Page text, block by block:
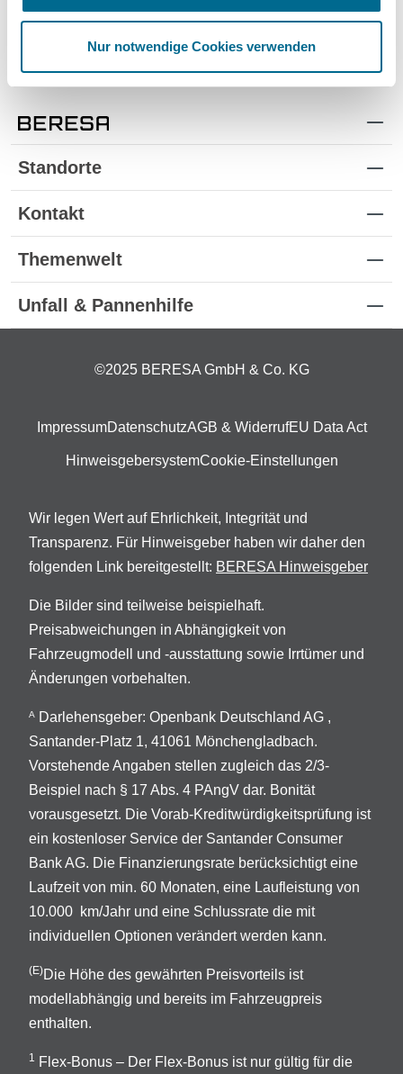
Nur notwendige Cookies verwenden
Schreibgeräts. Lieferumfang: 1x Mercedes-Benz
Kugelschreiber silber aus Metall Besonderheiten:
Drehmechanik für schnelles Ausfahren der Mine
Schriftzug auf dem Mittelring Teil der Mercedes-Benz
Classic Collection
Standorte
Kontakt
Themenwelt
Unfall & Pannenhilfe
©2025 BERESA GmbH & Co. KG
ImpressumDatenschutzAGB & WiderrufEU Data Act
HinweisgebersystemCookie-Einstellungen
Wir legen Wert auf Ehrlichkeit, Integrität und
Transparenz. Für Hinweisgeber haben wir daher den
folgenden Link bereitgestellt: BERESA Hinweisgeber
Die Bilder sind teilweise beispielhaft.
Preisabweichungen in Abhängigkeit von
Fahrzeugmodell und -ausstattung sowie Irrtümer und
Änderungen vorbehalten.
A
Darlehensgeber: Openbank Deutschland AG ,
Santander-Platz 1, 41061 Mönchengladbach.
Vorstehende Angaben stellen zugleich das 2/3-
Beispiel nach § 17 Abs. 4 PAngV dar. Bonität
vorausgesetzt. Die Vorab-Kreditwürdigkeitsprüfung ist
ein kostenloser Service der Santander Consumer
Bank AG. Die Finanzierungsrate berücksichtigt eine
Laufzeit von min. 60 Monaten, eine Laufleistung von
10.000 km/Jahr und eine Schlussrate die mit
individuellen Optionen verändert werden kann.
(E)Die Höhe des gewährten Preisvorteils ist
modellabhängig und bereits im Fahrzeugpreis
enthalten.
1 Flex-Bonus – Der Flex-Bonus ist nur gültig für die